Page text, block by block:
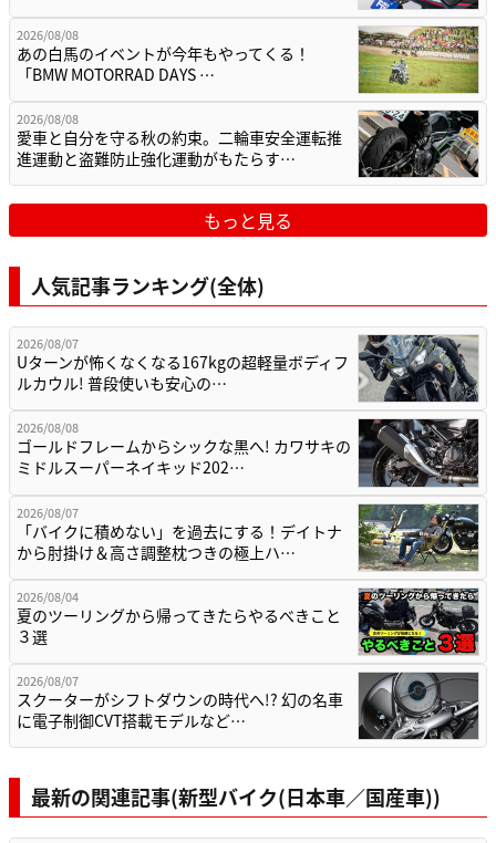
2026/08/08
あの白馬のイベントが今年もやってくる！
「BMW MOTORRAD DAYS …
2026/08/08
愛車と自分を守る秋の約束。二輪車安全運転推
進運動と盗難防止強化運動がもたらす…
もっと見る
人気記事ランキング(全体)
2026/08/07
Uターンが怖くなくなる167kgの超軽量ボディフ
ルカウル! 普段使いも安心の…
2026/08/08
ゴールドフレームからシックな黒へ! カワサキの
ミドルスーパーネイキッド202…
2026/08/07
「バイクに積めない」を過去にする！デイトナ
から肘掛け＆高さ調整枕つきの極上ハ…
2026/08/04
夏のツーリングから帰ってきたらやるべきこと
３選
2026/08/07
スクーターがシフトダウンの時代へ!? 幻の名車
に電子制御CVT搭載モデルなど…
最新の関連記事(新型バイク(日本車／国産車))